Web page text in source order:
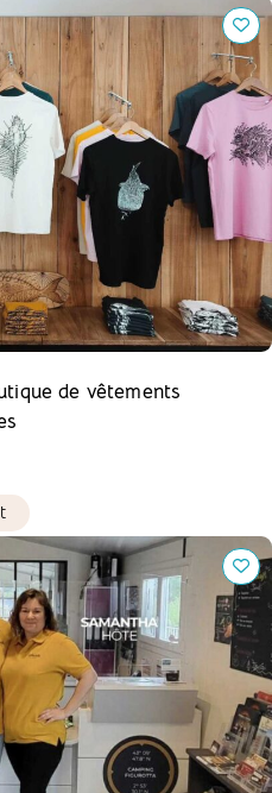
de vêtements
de vêtements artisanaux